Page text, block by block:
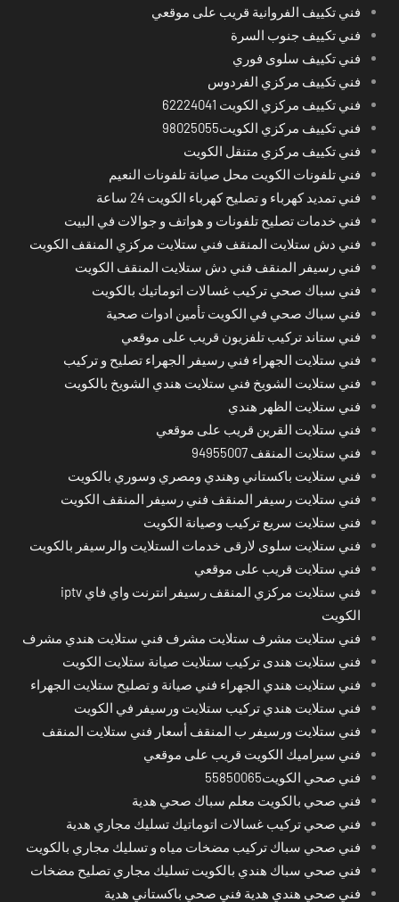
فني تكييف الفروانية قريب على موقعي
فني تكييف جنوب السرة
فني تكييف سلوى فوري
فني تكييف مركزي الفردوس
فني تكييف مركزي الكويت 62224041
فني تكييف مركزي الكويت98025055
فني تكييف مركزي متنقل الكويت
فني تلفونات الكويت محل صيانة تلفونات النعيم
فني تمديد كهرباء و تصليح كهرباء الكويت 24 ساعة
فني خدمات تصليح تلفونات و هواتف و جوالات في البيت
فني دش ستلايت المنقف فني ستلايت مركزي المنقف الكويت
فني رسيفر المنقف فني دش ستلايت المنقف الكويت
فني سباك صحي تركيب غسالات اتوماتيك بالكويت
فني سباك صحي في الكويت تأمين ادوات صحية
فني ستاند تركيب تلفزيون قريب على موقعي
فني ستلايت الجهراء فني رسيفر الجهراء تصليح و تركيب
فني ستلايت الشويخ فني ستلايت هندي الشويخ بالكويت
فني ستلايت الظهر هندي
فني ستلايت القرين قريب على موقعي
فني ستلايت المنقف 94955007
فني ستلايت باكستاني وهندي ومصري وسوري بالكويت
فني ستلايت رسيفر المنقف فني رسيفر المنقف الكويت
فني ستلايت سريع تركيب وصيانة الكويت
فني ستلايت سلوى لارقى خدمات الستلايت والرسيفر بالكويت
فني ستلايت قريب على موقعي
فني ستلايت مركزي المنقف رسيفر انترنت واي فاي iptv
الكويت
فني ستلايت مشرف ستلايت مشرف فني ستلايت هندي مشرف
فني ستلايت هندى تركيب ستلايت صيانة ستلايت الكويت
فني ستلايت هندي الجهراء فني صيانة و تصليح ستلايت الجهراء
فني ستلايت هندي تركيب ستلايت ورسيفر في الكويت
فني ستلايت ورسيفر ب المنقف أسعار فني ستلايت المنقف
فني سيراميك الكويت قريب على موقعي
فني صحي الكويت55850065
فني صحي بالكويت معلم سباك صحي هدية
فني صحي تركيب غسالات اتوماتيك تسليك مجاري هدية
فني صحي سباك تركيب مضخات مياه و تسليك مجاري بالكويت
فني صحي سباك هندي بالكويت تسليك مجاري تصليح مضخات
فني صحي هندي هدية فني صحي باكستاني هدية